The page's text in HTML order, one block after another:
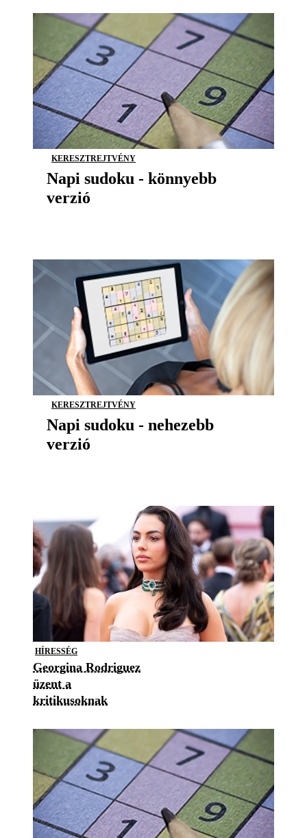
KERESZTREJTVÉNY
Napi sudoku - könnyebb
verzió
KERESZTREJTVÉNY
Napi sudoku - nehezebb
verzió
HÍRESSÉG
Georgina Rodriguez
üzent a
kritikusoknak